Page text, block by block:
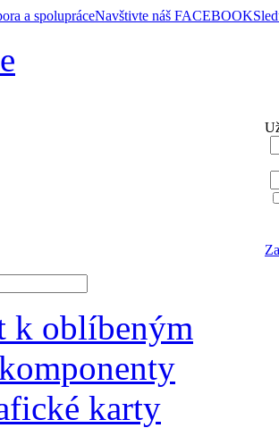
a spolupráceNavštivte náš FACEBOOK
k oblíbeným
karty